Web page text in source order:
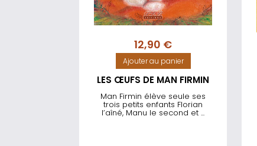
12,90 €
Ajouter au panier
LES ŒUFS DE MAN FIRMIN
Man Firmin élève seule ses
trois petits enfants Florian
l’aîné, Manu le second et ...